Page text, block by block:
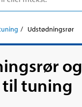
Udstødningsrør
og
tuning